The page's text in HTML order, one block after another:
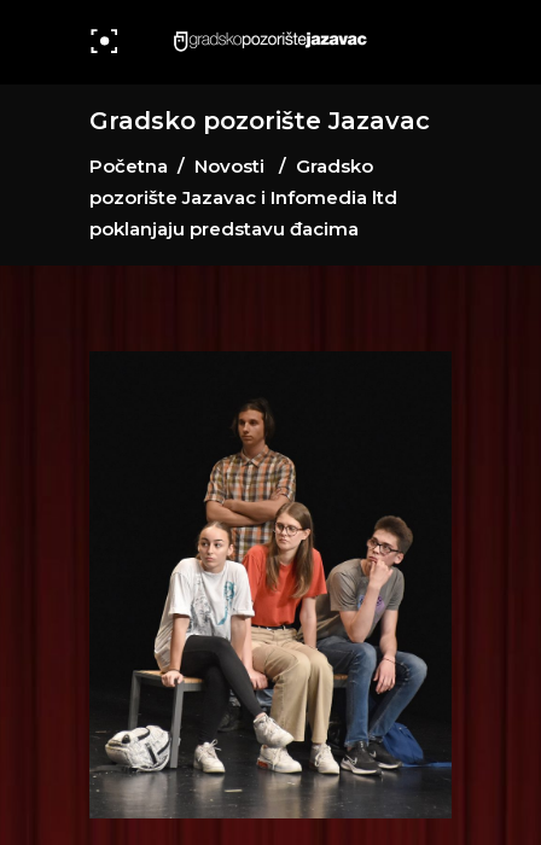
Gradsko pozorište Jazavac
Početna / Novosti / Gradsko
pozorište Jazavac i Infomedia ltd
poklanjaju predstavu đacima